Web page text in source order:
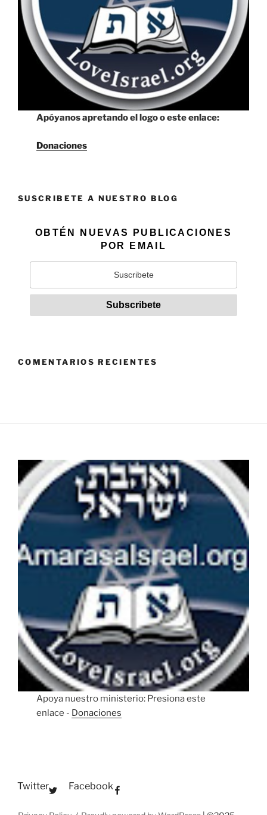
Apóyanos apretando el logo o este enlace:
Donaciones
SUSCRIBETE A NUESTRO BLOG
OBTÉN NUEVAS PUBLICACIONES
POR EMAIL
COMENTARIOS RECIENTES
Apoya nuestro ministerio: Presiona este
enlace - Donaciones
Twitter Facebook